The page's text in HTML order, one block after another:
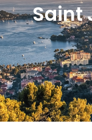
Saint